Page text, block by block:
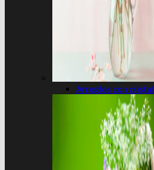
Arreglos con cristal